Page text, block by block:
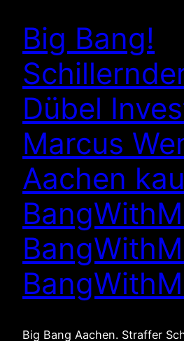
Big Bang!
Dübel
Marcus
Aachen
Big Bang Aachen. Straffer